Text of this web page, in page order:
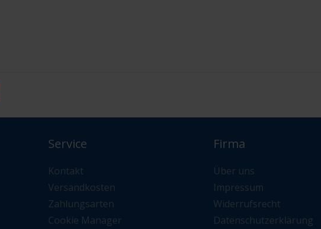
Service
Kontakt
Versandkosten
Zahlungsarten
Cookie Manager
Firma
Über uns
Impressum
Widerrufsrecht
Datenschutzerklärung